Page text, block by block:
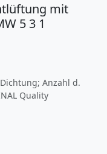
mit
5 3 1
Anzahl d.
Quality